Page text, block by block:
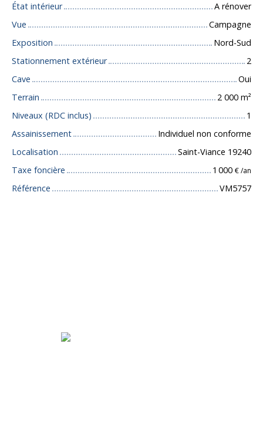
État intérieur
A rénover
Vue
Campagne
Exposition
Nord-Sud
Stationnement extérieur
2
Cave
Oui
Terrain
2 000 m²
Niveaux (RDC inclus)
1
Assainissement
Individuel non conforme
Localisation
Saint-Viance 19240
Taxe foncière
1 000 € /an
Référence VM5757